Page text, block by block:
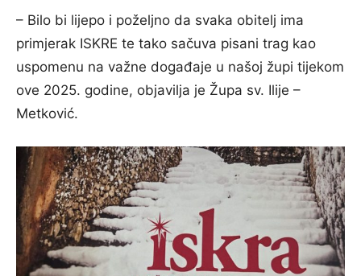
– Bilo bi lijepo i poželjno da svaka obitelj ima
primjerak ISKRE te tako sačuva pisani trag kao
uspomenu na važne događaje u našoj župi tijekom
ove 2025. godine, objavilja je Župa sv. Ilije –
Metković.